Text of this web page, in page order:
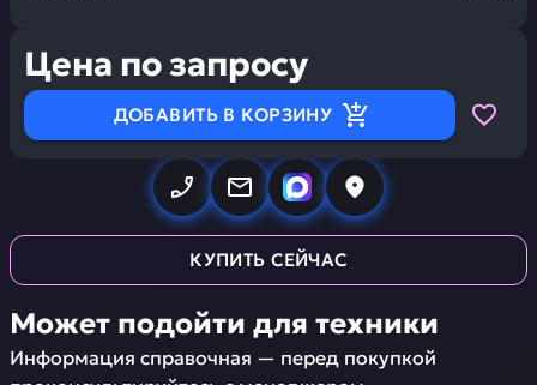
Цена по запросу
ДОБАВИТЬ В КОРЗИНУ
КУПИТЬ СЕЙЧАС
Может подойти для техники
Информация справочная — перед покупкой